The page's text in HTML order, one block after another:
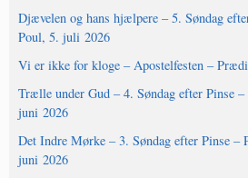
Djævelen og hans hjælpere – 5. Søndag
Poul, 5. juli 2026
Vi er ikke for kloge – Apostelfesten –
Trælle under Gud – 4. Søndag efter Pinse
juni 2026
Det Indre Mørke – 3. Søndag efter Pinse
juni 2026